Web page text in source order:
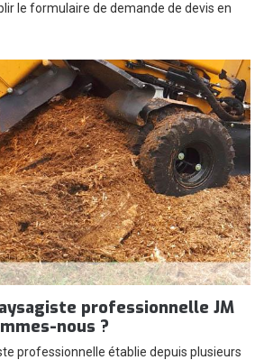
le formulaire de demande de devis en
professionnelle JM
nous ?
professionnelle établie depuis plusieurs